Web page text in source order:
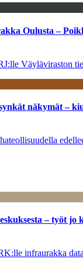
Oulusta –
Väyläviraston
näkymät –
– työt jo
infraurakka